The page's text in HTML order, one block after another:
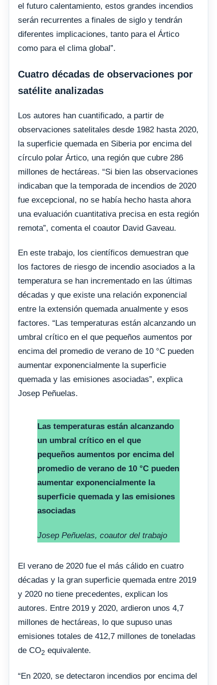
el futuro calentamiento, estos grandes incendios
serán recurrentes a finales de siglo y tendrán
diferentes implicaciones, tanto para el Ártico
como para el clima global”.
Cuatro décadas de observaciones por
satélite analizadas
Los autores han cuantificado, a partir de
observaciones satelitales desde 1982 hasta 2020,
la superficie quemada en Siberia por encima del
círculo polar Ártico, una región que cubre 286
millones de hectáreas. “Si bien las observaciones
indicaban que la temporada de incendios de 2020
fue excepcional, no se había hecho hasta ahora
una evaluación cuantitativa precisa en esta región
remota”, comenta el coautor David Gaveau.
En este trabajo, los científicos demuestran que
los factores de riesgo de incendio asociados a la
temperatura se han incrementado en las últimas
décadas y que existe una relación exponencial
entre la extensión quemada anualmente y esos
factores. “Las temperaturas están alcanzando un
umbral crítico en el que pequeños aumentos por
encima del promedio de verano de 10 °C pueden
aumentar exponencialmente la superficie
quemada y las emisiones asociadas”, explica
Josep Peñuelas.
Las temperaturas están alcanzando
un umbral crítico en el que
pequeños aumentos por encima del
promedio de verano de 10 °C pueden
aumentar exponencialmente la
superficie quemada y las emisiones
asociadas
Josep Peñuelas, coautor del trabajo
El verano de 2020 fue el más cálido en cuatro
décadas y la gran superficie quemada entre 2019
y 2020 no tiene precedentes, explican los
autores. Entre 2019 y 2020, ardieron unos 4,7
millones de hectáreas, lo que supuso unas
emisiones totales de 412,7 millones de toneladas
de CO2 equivalente.
“En 2020, se detectaron incendios por encima del